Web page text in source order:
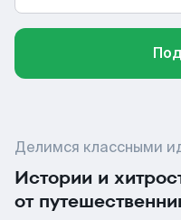
Делимся классными
Истории и
от